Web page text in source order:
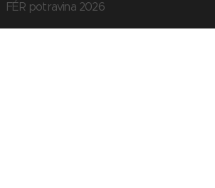
FÉR potravina 2026